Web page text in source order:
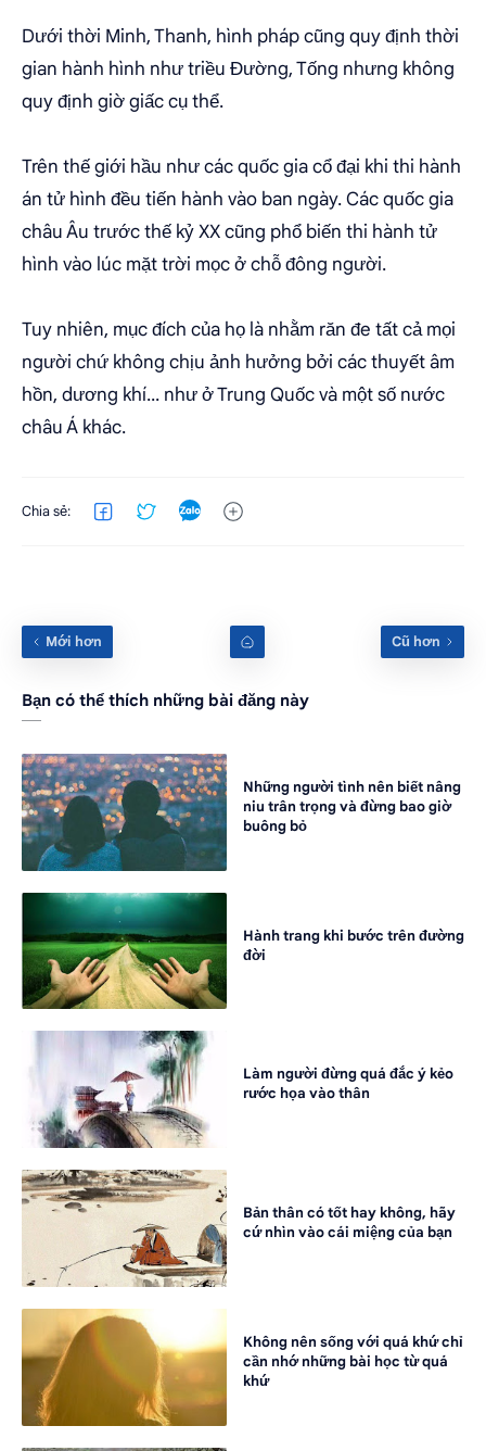
Dưới thời Minh, Thanh, hình pháp cũng quy định thời
gian hành hình như triều Đường, Tống nhưng không
quy định giờ giấc cụ thể.
Trên thế giới hầu như các quốc gia cổ đại khi thi hành
án tử hình đều tiến hành vào ban ngày. Các quốc gia
châu Âu trước thế kỷ XX cũng phổ biến thi hành tử
hình vào lúc mặt trời mọc ở chỗ đông người.
Tuy nhiên, mục đích của họ là nhằm răn đe tất cả mọi
người chứ không chịu ảnh hưởng bởi các thuyết âm
hồn, dương khí... như ở Trung Quốc và một số nước
châu Á khác.
Bạn có thể thích những bài đăng này
Những người tình nên biết nâng
niu trân trọng và đừng bao giờ
buông bỏ
Hành trang khi bước trên đường
đời
Làm người đừng quá đắc ý kẻo
rước họa vào thân
Bản thân có tốt hay không, hãy
cứ nhìn vào cái miệng của bạn
Không nên sống với quá khứ chỉ
cần nhớ những bài học từ quá
khứ